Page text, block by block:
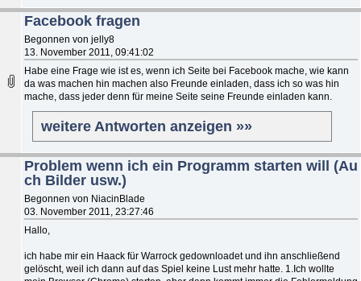
Facebook fragen
Begonnen von jelly8
13. November 2011, 09:41:02
Habe eine Frage wie ist es, wenn ich Seite bei Facebook mache, wie kann
da was machen hin machen also Freunde einladen, dass ich so was hin
mache, dass jeder denn für meine Seite seine Freunde einladen kann.
weitere Antworten anzeigen »»
Problem wenn ich ein Programm starten will (Au
ch Bilder usw.)
Begonnen von NiacinBlade
03. November 2011, 23:27:46
Hallo,
ich habe mir ein Haack für Warrock gedownloadet und ihn anschließend
gelöscht, weil ich dann auf das Spiel keine Lust mehr hatte. 1.Ich wollte